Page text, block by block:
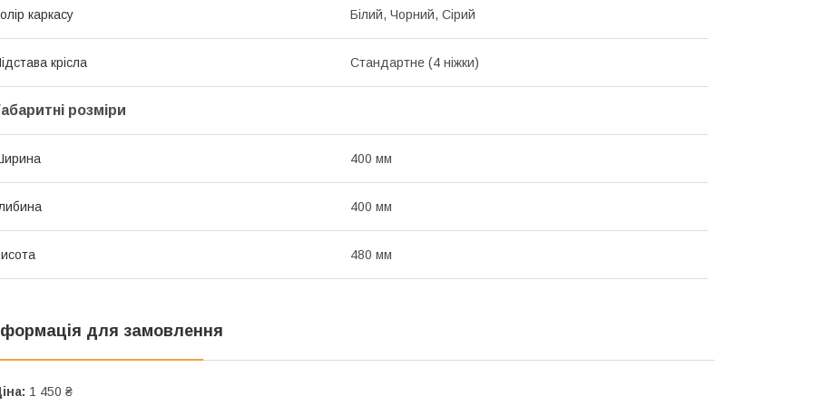
каркасу Білий, Чорний, Сірий
крісла Стандартне (4 ніжки)
розміри
400 мм
400 мм
480 мм
для замовлення
1 450 ₴